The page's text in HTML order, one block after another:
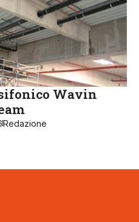
Wavin
Redazione